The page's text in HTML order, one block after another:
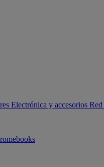
Electrónica y accesorios Red